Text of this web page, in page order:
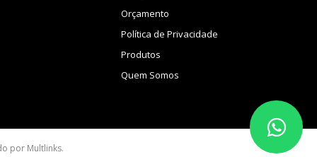
Orçamento
Política de Privacidade
Produtos
Quem Somos
por Multlinks.